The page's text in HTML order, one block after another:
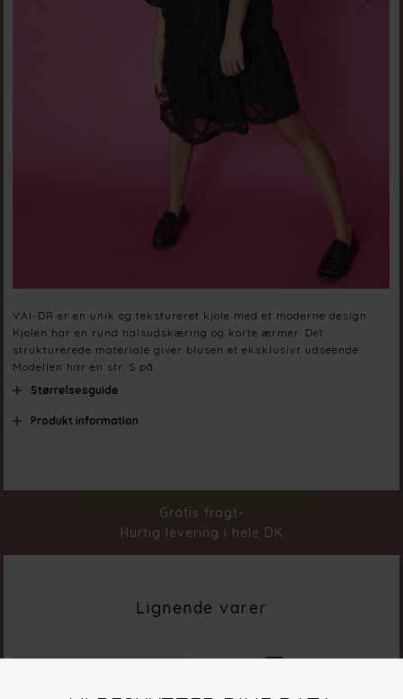
VAI-DR er en unik og tekstureret kjole med et moderne design.
Kjolen har en rund halsudskæring og korte ærmer. Det
strukturerede materiale giver blusen et eksklusivt udseende.
Modellen har en str. S på.
Størrelsesguide
Produkt information
Gratis fragt-
Hurtig levering i hele DK
Lignende varer